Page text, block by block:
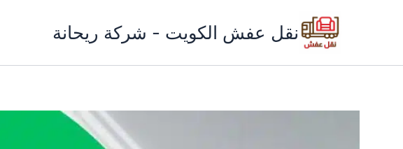
نقل عفش الكويت - شركة ريحانة